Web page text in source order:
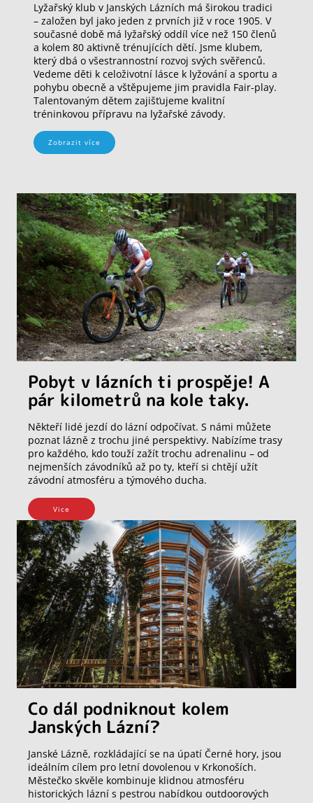
Lyžařský klub v Janských Lázních má širokou tradici
– založen byl jako jeden z prvních již v roce 1905. V
současné době má lyžařský oddíl více než 150 členů
a kolem 80 aktivně trénujících dětí. Jsme klubem,
který dbá o všestrannostní rozvoj svých svěřenců.
Vedeme děti k celoživotní lásce k lyžování a sportu a
pohybu obecně a vštěpujeme jim pravidla Fair-play.
Talentovaným dětem zajišťujeme kvalitní
tréninkovou přípravu na lyžařské závody.
Zobrazit více
Pobyt v lázních ti prospěje! A
pár kilometrů na kole taky.
Někteří lidé jezdí do lázní odpočívat. S námi můžete
poznat lázně z trochu jiné perspektivy. Nabízíme trasy
pro každého, kdo touží zažít trochu adrenalinu – od
nejmenších závodníků až po ty, kteří si chtějí užít
závodní atmosféru a týmového ducha.
Vice
Co dál podniknout kolem
Janských Lázní?
Janské Lázně, rozkládající se na úpatí Černé hory, jsou
ideálním cílem pro letní dovolenou v Krkonoších.
Městečko skvěle kombinuje klidnou atmosféru
historických lázní s pestrou nabídkou outdoorových